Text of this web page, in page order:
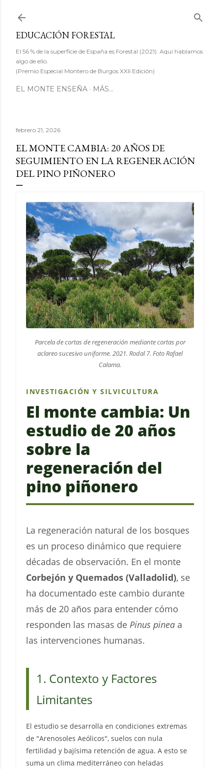
EDUCACIÓN FORESTAL
El 56 % de la superficie de España es Forestal (2021). Aquí hablamos
algo de ello.
(Premio Especial Montero de Burgos XXII Edición)
EL MONTE ENSEÑA MÁS…
febrero 21, 2026
EL MONTE CAMBIA: 20 AÑOS DE
SEGUIMIENTO EN LA REGENERACIÓN
DEL PINO PIÑONERO
Parcela de cortas de regeneración mediante cortas por
aclareo sucesivo uniforme. 2021. Rodal 7. Foto Rafael
Calama.
INVESTIGACIÓN Y SILVICULTURA
El monte cambia: Un
estudio de 20 años
sobre la
regeneración del
pino piñonero
La regeneración natural de los bosques
es un proceso dinámico que requiere
décadas de observación. En el monte
Corbejón y Quemados (Valladolid), se
ha documentado este cambio durante
más de 20 años para entender cómo
responden las masas de Pinus pinea a
las intervenciones humanas.
1. Contexto y Factores
Limitantes
El estudio se desarrolla en condiciones extremas
de "Arenosoles Aeólicos", suelos con nula
fertilidad y bajísima retención de agua. A esto se
suma un clima mediterráneo con heladas